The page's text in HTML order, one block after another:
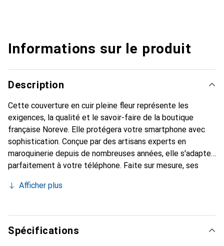
Informations sur le produit
Description
Cette couverture en cuir pleine fleur représente les
exigences, la qualité et le savoir-faire de la boutique
française Noreve. Elle protégera votre smartphone avec
sophistication. Conçue par des artisans experts en
maroquinerie depuis de nombreuses années, elle s'adapte
parfaitement à votre téléphone. Faite sur mesure, ses
Elle deviendra l'accessoire chic et indispensable de votre
produits haut de gamme, la marque Noreve est un choix sûr
pour une clientèle exigeante.
Afficher plus
Spécifications